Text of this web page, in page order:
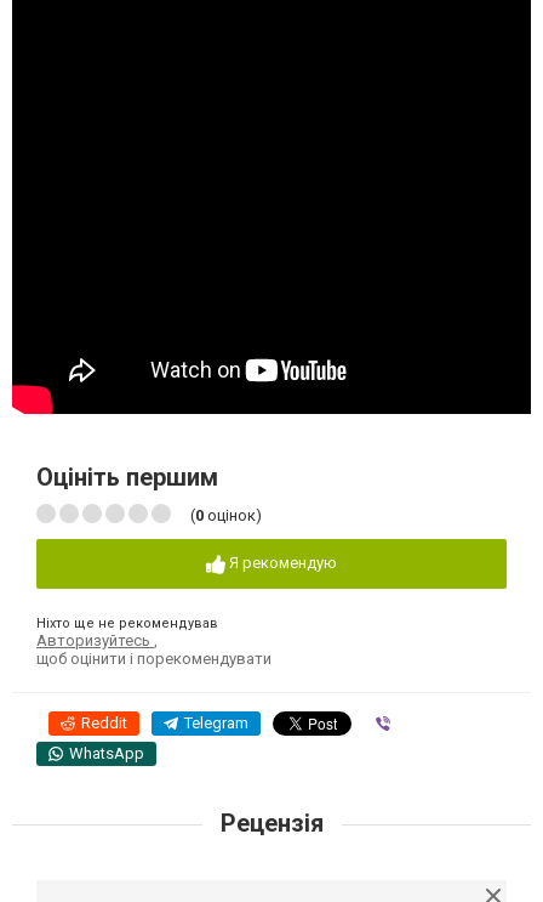
Оцініть першим
(0 оцінок)
Я рекомендую
Ніхто ще не рекомендував
Авторизуйтесь
щоб оцінити і порекомендувати
Reddit Telegram
WhatsApp
Рецензія